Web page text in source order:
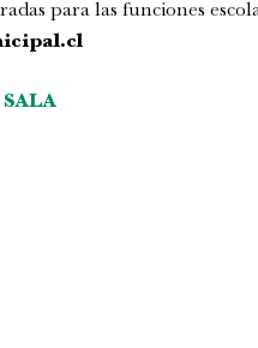
para las funciones